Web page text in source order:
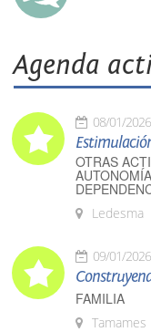
Agenda
08/01/2026
OTRAS
Ledesma
09/01/2026
FAMILIA
Tamames